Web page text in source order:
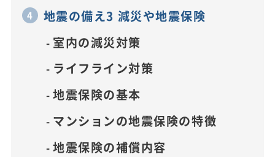
地震の備え3 減災や地震保険
室内の減災対策
ライフライン対策
地震保険の基本
マンションの地震保険の特徴
地震保険の補償内容